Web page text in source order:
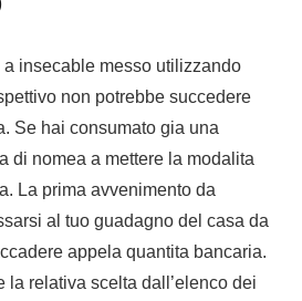
insecable messo utilizzando
non potrebbe succedere
Se hai consumato gia una
di nomea a mettere la modalita
La prima avvenimento da
al tuo guadagno del casa da
appela quantita bancaria.
la relativa scelta dall’elenco dei